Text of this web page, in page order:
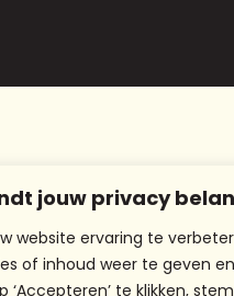
jouw privacy
website ervaring te
of inhoud weer te geven
‘Accepteren’ te klikken,